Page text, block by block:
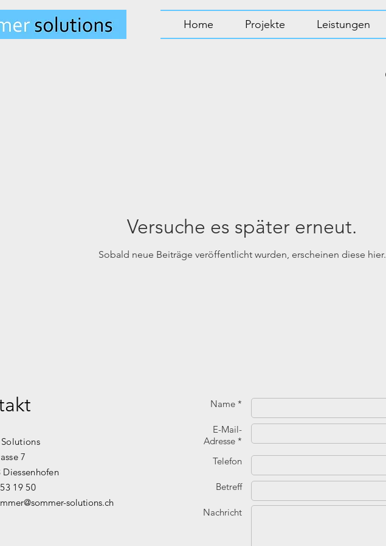
Home Projekte Leistungen
Versuche es später erneut.
Sobald neue Beiträge veröffentlicht wurden, erscheinen diese hier.
7
Diessenhofen
19 50
solutions.ch
Name *
E-Mail-
Adresse *
Telefon
Betreff
Nachricht